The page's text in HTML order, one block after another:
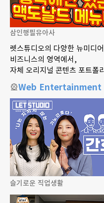
삼인행필유아사
렛스튜디오의 다양한 뉴미디
비즈니스의 영역에서,
자체 오리지널 콘텐츠 포트폴
🎡Web Entertainment
슬기로운 직업생활